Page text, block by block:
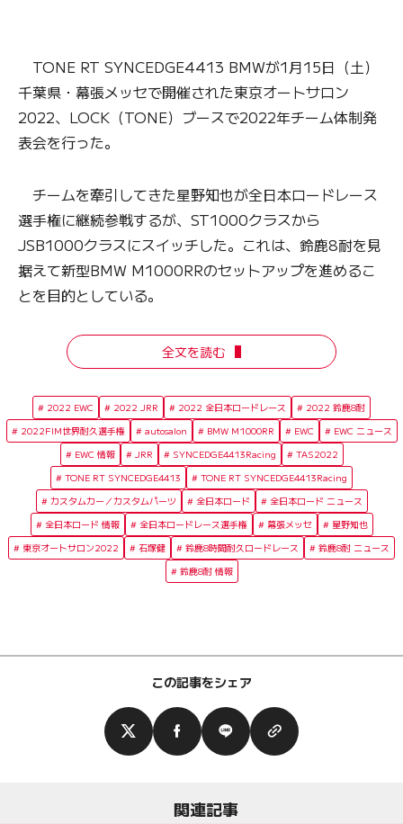
TONE RT SYNCEDGE4413 BMWが1月15日（土）
千葉県・幕張メッセで開催された東京オートサロン
2022、LOCK（TONE）ブースで2022年チーム体制発
表会を行った。
チームを牽引してきた星野知也が全日本ロードレース
選手権に継続参戦するが、ST1000クラスから
JSB1000クラスにスイッチした。これは、鈴鹿8耐を見
据えて新型BMW M1000RRのセットアップを進めるこ
とを目的としている。
全文を読む
2022 EWC 2022 JRR 2022 全日本ロードレース
2022 鈴鹿8耐
2022FIM世界耐久選手権
autosalon BMW M1000RR EWC
EWC ニュース
EWC 情報
JRR SYNCEDGE4413Racing
TAS2022
TONE RT SYNCEDGE4413
TONE RT SYNCEDGE4413Racing
カスタムカー／カスタムパーツ
全日本ロード
全日本ロード ニュース
全日本ロード 情報
全日本ロードレース選手権 幕張メッセ
星野知也
東京オートサロン2022
石塚健 鈴鹿8時間耐久ロードレース
鈴鹿8耐 ニュース
鈴鹿8耐 情報
この記事をシェア
関連記事